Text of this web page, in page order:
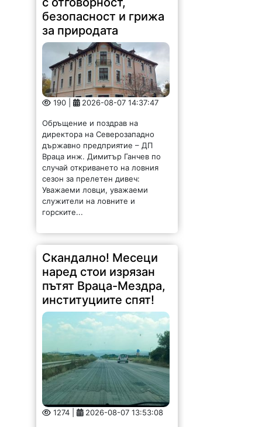
безопасност и грижа
за природата
190 | 2026-08-07 14:37:47
Обръщение и поздрав на
директора на Северозападно
държавно предприятие – ДП
Враца инж. Димитър Ганчев по
случай откриването на ловния
сезон за прелетен дивеч:
Уважаеми ловци, уважаеми
служители на ловните и
горските...
Скандално! Месеци
наред стои изрязан
пътят Враца-Мездра,
институциите спят!
1274 | 2026-08-07 13:53:08